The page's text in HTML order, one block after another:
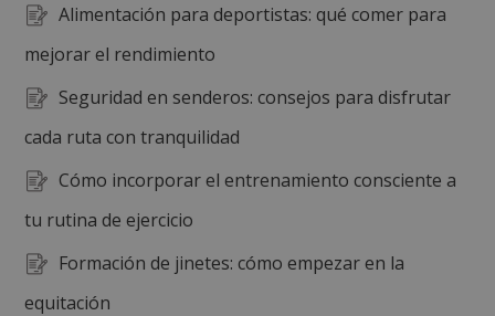
Alimentación para deportistas: qué comer para
mejorar el rendimiento
Seguridad en senderos: consejos para disfrutar
cada ruta con tranquilidad
Cómo incorporar el entrenamiento consciente a
tu rutina de ejercicio
Formación de jinetes: cómo empezar en la
equitación